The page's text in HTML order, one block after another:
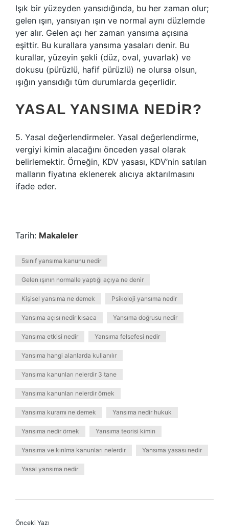
Işık bir yüzeyden yansıdığında, bu her zaman olur;
gelen ışın, yansıyan ışın ve normal aynı düzlemde
yer alır. Gelen açı her zaman yansıma açısına
eşittir. Bu kurallara yansıma yasaları denir. Bu
kurallar, yüzeyin şekli (düz, oval, yuvarlak) ve
dokusu (pürüzlü, hafif pürüzlü) ne olursa olsun,
ışığın yansıdığı tüm durumlarda geçerlidir.
YASAL YANSIMA NEDIR?
5. Yasal değerlendirmeler. Yasal değerlendirme,
vergiyi kimin alacağını önceden yasal olarak
belirlemektir. Örneğin, KDV yasası, KDV’nin satılan
malların fiyatına eklenerek alıcıya aktarılmasını
ifade eder.
Tarih: Makaleler
5sınıf yansıma kanunu nedir
Gelen ışının normalle yaptığı açıya ne denir
Kişisel yansıma ne demek Psikoloji yansıma nedir
Yansıma açısı nedir kısaca Yansıma doğrusu nedir
Yansıma etkisi nedir Yansıma felsefesi nedir
Yansıma hangi alanlarda kullanılır
Yansıma kanunları nelerdir 3 tane
Yansıma kanunları nelerdir örnek
Yansıma kuramı ne demek Yansıma nedir hukuk
Yansıma nedir örnek Yansıma teorisi kimin
Yansıma ve kırılma kanunları nelerdir Yansıma yasası nedir
Yasal yansıma nedir
Önceki Yazı